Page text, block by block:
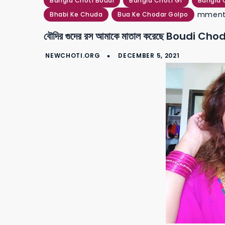
Bhabi Ke Chuda Bua Ke Chodar Golpo
mment
বৌদির গুদের রস আমাকে মাতাল করেছে Boudi